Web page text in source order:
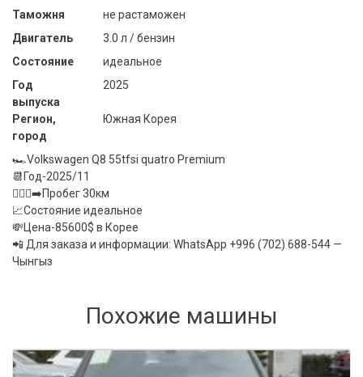
Таможня
не растаможен
Двигатель
3.0 л / бензин
Состояние
идеальное
Год
выпуска
2025
Регион,
город
Южная Корея
🏎️Volkswagen Q8 55tfsi quatro Premium
📆Год-2025/11
🏃🏻‍♂️‍➡️Пробег 30км
📈Состояние идеальное
💸Цена-85600$ в Корее
📲 Для заказа и информации: WhatsApp +996 (702) 688-544 —
Чынгыз
Похожие машины